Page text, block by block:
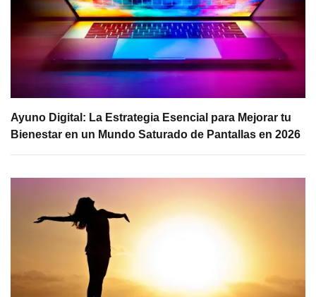
Ayuno Digital: La Estrategia Esencial para Mejorar tu
Bienestar en un Mundo Saturado de Pantallas en 2026